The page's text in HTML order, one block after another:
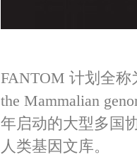
FANTOM 计划全称
the Mammalian
年启动的大型多国
人类基因文库。